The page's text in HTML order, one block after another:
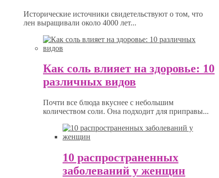
Исторические источники свидетельствуют о том, что
лен выращивали около 4000 лет...
Как соль влияет на здоровье: 10
различных видов
Почти все блюда вкуснее с небольшим
количеством соли. Она подходит для приправы...
10 распространенных
заболеваний у женщин